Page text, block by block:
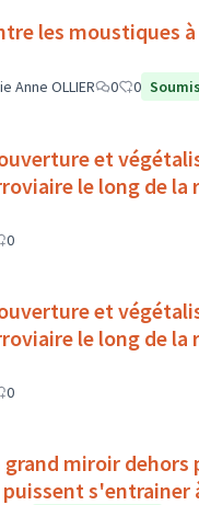
les moustiques à
Anne OLLIER 0 0
et
le long de la
0
et
le long de la
0
miroir dehors
s'entrainer